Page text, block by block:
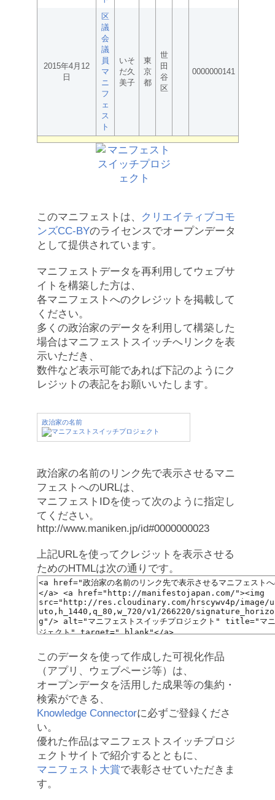
2015年4月12
日
区
議
会
議
員
マ
ニ
フ
ェ
ス
ト
いそ
だ久
美子
東
京
都
世
田
谷
区
0000000141
このマニフェストは、
クリエイティブコモ
ンズCC-BYのライセンスでオープンデータ
として提供されています。
マニフェストデータを再利用してウェブサ
イトを構築した方は、
各マニフェストへのクレジットを掲載して
ください。
多くの政治家のデータを利用して構築した
場合はマニフェストスイッチへリンクを表
示いただき、
数件など表示可能であれば下記のようにク
レジットの表記をお願いいたします。
政治家の名前
政治家の名前のリンク先で表示させるマニ
フェストへのURLは、
マニフェストIDを使って次のように指定し
てください。
http://www.maniken.jp/id#0000000023
上記URLを使ってクレジットを表示させる
ためのHTMLは次の通りです。
このデータを使って作成した可視化作品
（アプリ、ウェブページ等）は、
オープンデータを活用した成果等の集約・
検索ができる、
Knowledge Connectorに必ずご登録くださ
い。
優れた作品はマニフェストスイッチプロジ
ェクトサイトで紹介するとともに、
マニフェスト大賞で表彰させていただきま
す。